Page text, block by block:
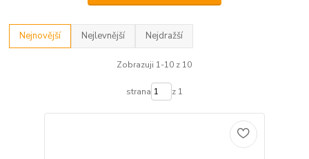
Nejnovější Nejlevnější Nejdražší
Zobrazuji 1-10 z 10
strana z 1